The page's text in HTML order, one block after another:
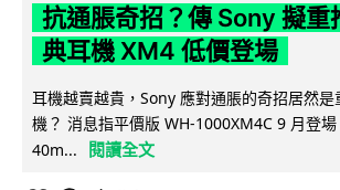
抗通脹奇招？傳 Sony 擬重
典耳機 XM4 低價登場
耳機越賣越貴，Sony 應對通脹的奇招居然是
機？ 消息指平價版 WH-1000XM4C 9 月登
40m...
閱讀全文